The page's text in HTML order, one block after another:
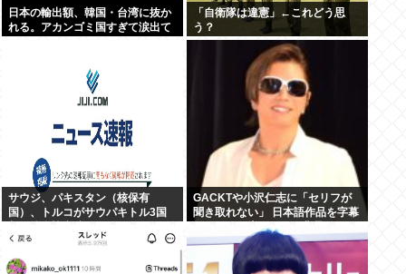
日本の輸出額、韓国・台湾に抜か
れる。アカンゴミ国すぎて涙出て
「自衛隊は違憲」←これどう思
う？
サウジ、パキスタン（核保有
国）、トルコがサウパキトル3国
GACKTや小沢仁志に「セリフが
聞き取れない」 日本語作品を字幕
で見る人が増えている背景